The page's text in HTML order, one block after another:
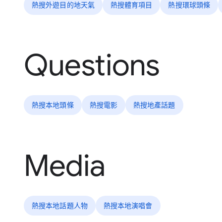
熱搜外遊目的地天氣 熱搜體育項目 熱搜環球頭條
Questions
熱搜本地頭條 熱搜電影 熱搜地產話題
Media
熱搜本地話題人物 熱搜本地演唱會